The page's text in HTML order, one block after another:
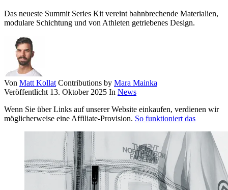
Das neueste Summit Series Kit vereint bahnbrechende Materialien,
modulare Schichtung und von Athleten getriebenes Design.
Von Matt Kollat Contributions by Mara Mainka
Veröffentlicht 13. Oktober 2025 In News
Wenn Sie über Links auf unserer Website einkaufen, verdienen wir
möglicherweise eine Affiliate-Provision. So funktioniert das